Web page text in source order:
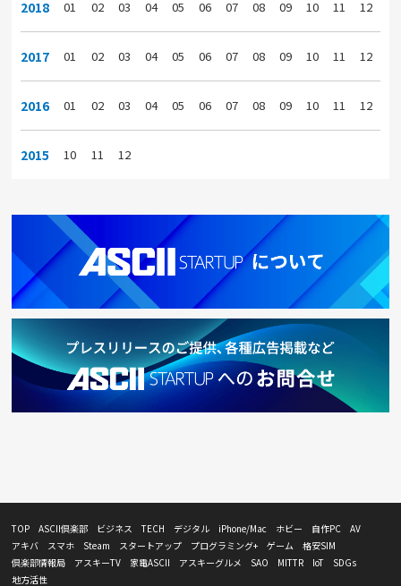
2018 01 02 03 04 05 06 07 08 09 10 11 12
2017 01 02 03 04 05 06 07 08 09 10 11 12
2016 01 02 03 04 05 06 07 08 09 10 11 12
2015 10 11 12
TOP ASCII倶楽部 ビジネス TECH デジタル iPhone/Mac ホビー 自作PC
AV
アキバ
スマホ Steam スタートアップ プログラミング+ ゲーム
格安SIM
倶楽部情報局
アスキーTV 家電ASCII アスキーグルメ SAO MITTR IoT
SDGs
地方活性